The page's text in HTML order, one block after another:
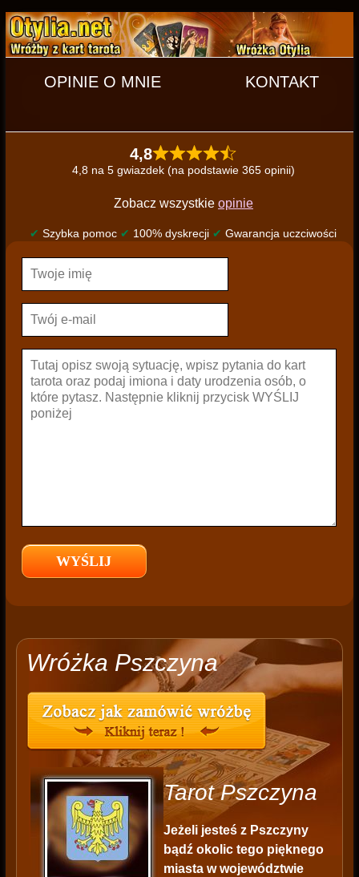
OPINIE O MNIE KONTAKT
4,8
4,8 na 5 gwiazdek (na podstawie 365 opinii)
Zobacz wszystkie opinie
✔ Szybka pomoc ✔ 100% dyskrecji ✔ Gwarancja uczciwości
Wróżka Pszczyna
Tarot Pszczyna
Jeżeli jesteś z Pszczyny
bądź okolic tego pięknego
miasta w województwie